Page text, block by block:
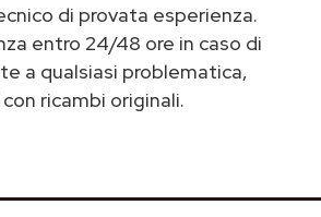
di provata esperienza.
entro 24/48 ore in caso di
a qualsiasi problematica,
ricambi originali.